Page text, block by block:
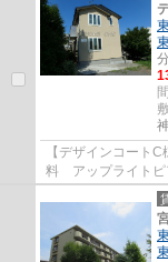
【デザインコート
料 アップライトピ
ッチン、エアコン2